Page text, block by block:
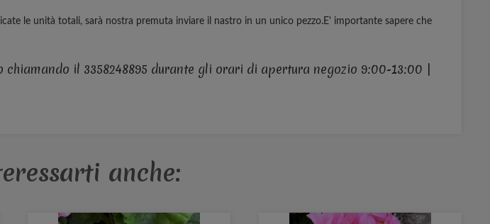
le unità totali, sarà nostra premuta inviare il nastro in un unico pezzo.E' importante sapere che
il 3358248895 durante gli orari di apertura negozio 9:00-13:00 |
anche: